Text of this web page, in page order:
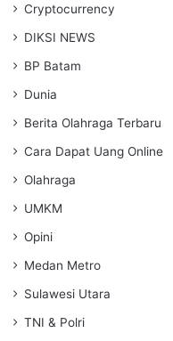
Cryptocurrency
DIKSI NEWS
BP Batam
Dunia
Berita Olahraga Terbaru
Cara Dapat Uang Online
Olahraga
UMKM
Opini
Medan Metro
Sulawesi Utara
TNI & Polri